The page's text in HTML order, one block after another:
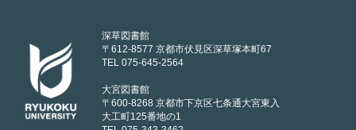
深草図書館
〒612-8577 京都市伏見区深草塚本町67
TEL 075-645-2564
大宮図書館
〒600-8268 京都市下京区七条通大宮東入
大工町125番地の1